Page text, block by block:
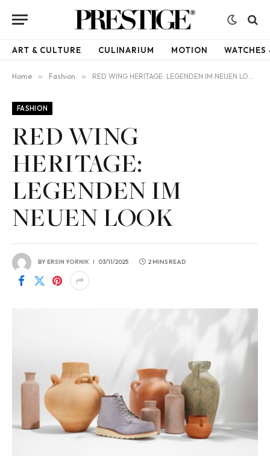
ART & CULTURE CULINARIUM MOTION WATCHES
Home » Fashion » RED WING HERITAGE: LEGENDEN IM NEUEN LOOK
FASHION
RED WING
HERITAGE:
LEGENDEN IM
NEUEN LOOK
BYERSIN YORNIK 03/11/2025 2 MINS READ